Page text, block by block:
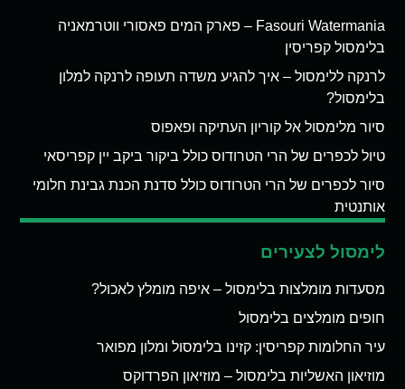
Fasouri Watermania – פארק המים פאסורי ווטרמאניה
בלימסול קפריסין
לרנקה ללימסול – איך להגיע משדה תעופה לרנקה למלון
בלימסול?
סיור מלימסול אל קוריון העתיקה ופאפוס
טיול לכפרים של הרי הטרודוס כולל ביקור ביקב יין קפריסאי
סיור לכפרים של הרי הטרודוס כולל סדנת הכנת גבינת חלומי
אותנטית
לימסול לצעירים
מסעדות מומלצות בלימסול – איפה מומלץ לאכול?
חופים מומלצים בלימסול
עיר החלומות קפריסין: קזינו בלימסול ומלון מפואר
מוזיאון האשליות בלימסול – מוזיאון הפרדוקס